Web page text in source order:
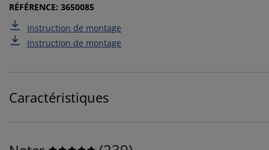
RÉFÉRENCE: 3650085
Instruction de montage
Instruction de montage
Caractéristiques